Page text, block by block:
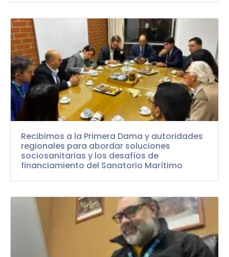
Recibimos a la Primera Dama y autoridades
regionales para abordar soluciones
sociosanitarias y los desafíos de
financiamiento del Sanatorio Marítimo